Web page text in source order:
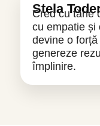
Stela
Cred cu tărie
cu empatie și
devine o
genereze
împlinire.